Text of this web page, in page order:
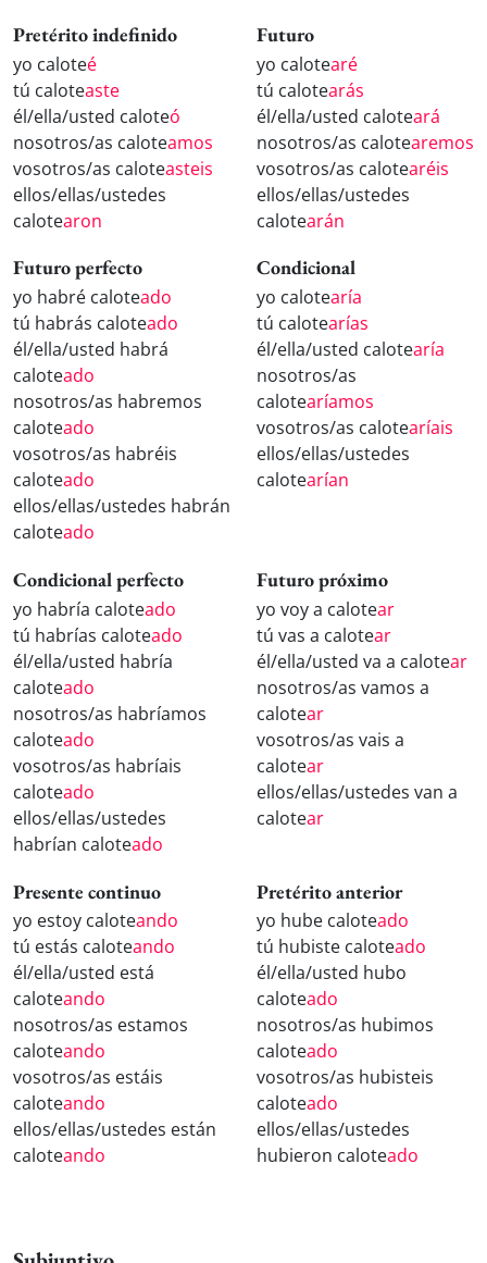
Pretérito indefinido
yo caloteé
tú caloteaste
él/ella/usted caloteó
nosotros/as caloteamos
vosotros/as caloteasteis
ellos/ellas/ustedes
calotearon
Futuro
yo calotearé
tú calotearás
él/ella/usted caloteará
nosotros/as calotearemos
vosotros/as calotearéis
ellos/ellas/ustedes
calotearán
Futuro perfecto
yo habré caloteado
tú habrás caloteado
él/ella/usted habrá
caloteado
nosotros/as habremos
caloteado
vosotros/as habréis
caloteado
ellos/ellas/ustedes habrán
caloteado
Condicional
yo calotearía
tú calotearías
él/ella/usted calotearía
nosotros/as
calotearíamos
vosotros/as calotearíais
ellos/ellas/ustedes
calotearían
Condicional perfecto
yo habría caloteado
tú habrías caloteado
él/ella/usted habría
caloteado
nosotros/as habríamos
caloteado
vosotros/as habríais
caloteado
ellos/ellas/ustedes
habrían caloteado
Futuro próximo
yo voy a calotear
tú vas a calotear
él/ella/usted va a calotear
nosotros/as vamos a
calotear
vosotros/as vais a
calotear
ellos/ellas/ustedes van a
calotear
Presente continuo
yo estoy caloteando
tú estás caloteando
él/ella/usted está
caloteando
nosotros/as estamos
caloteando
vosotros/as estáis
caloteando
ellos/ellas/ustedes están
caloteando
Pretérito anterior
yo hube caloteado
tú hubiste caloteado
él/ella/usted hubo
caloteado
nosotros/as hubimos
caloteado
vosotros/as hubisteis
caloteado
ellos/ellas/ustedes
hubieron caloteado